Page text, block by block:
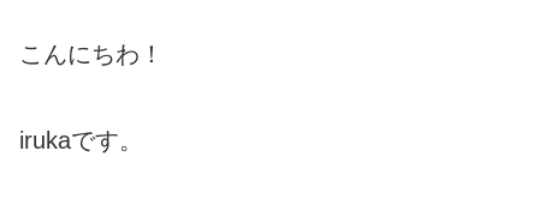
こんにちわ！
irukaです。